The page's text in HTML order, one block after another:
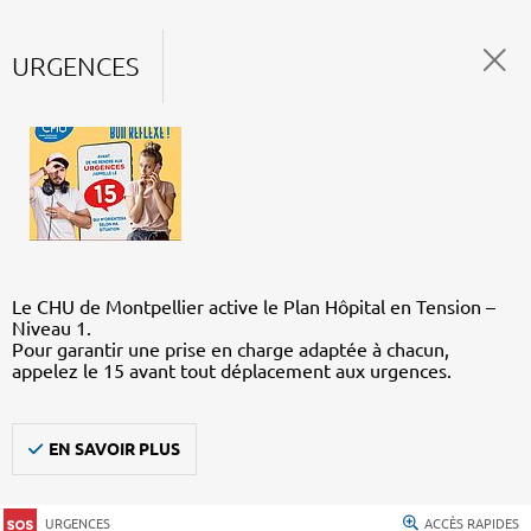
URGENCES
Le CHU de Montpellier active le Plan Hôpital en Tension –
Niveau 1.
Pour garantir une prise en charge adaptée à chacun,
appelez le 15 avant tout déplacement aux urgences.
EN SAVOIR PLUS
URGENCES ACCÈS RAPIDES